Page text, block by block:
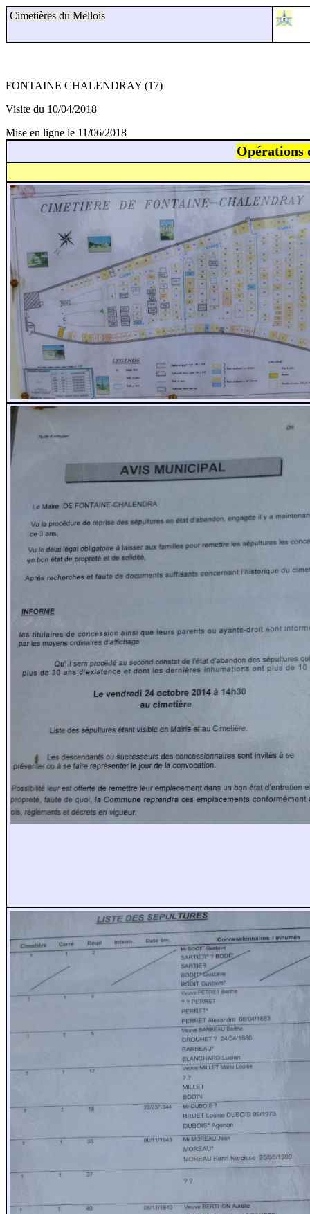
Cimetières du Mellois
FONTAINE CHALENDRAY (17)
Visite du 10/04/2018
Mise en ligne le 11/06/2018
Opérations